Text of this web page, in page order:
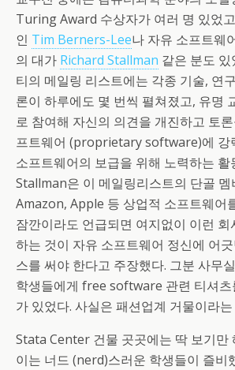
Turing Award 수상자가 여러 명 있었
인 Tim Berners-Lee나 자유 소프트
의 대가 Richard Stallman 같은 분도 있
티의 메일링 리스트에는 각종 기술, 연
론이 하루에도 몇 번씩 펼쳐졌고, 유명
로 참여해 자신의 의견을 개진하고 토
프트웨어 (proprietary software)에 강
소프트웨어의 보급을 위해 노력하는
Stallman은 이 메일링리스트의 단골 멤
Amazon, Apple 등 상업적 소프트웨어
잠깐이라도 언급되면 여지없이 이런
하는 것이 자유 소프트웨어 정신에 어
스를 써야 한다고 주장했다. 그분 사무
학생들에게 free software 관련 티셔츠
가 있었다. 사실은 패션업계 거물이라
Stata Center 건물 곳곳에는 딱 보기만
이는 너드 (nerd)스러운 학생들이 즐비